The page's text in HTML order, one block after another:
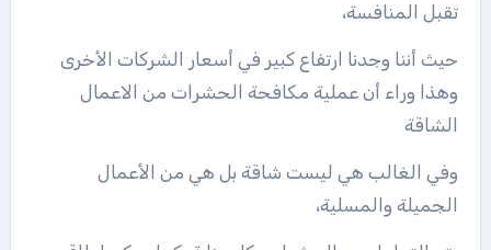
تقبل المنافسة،
حيث أننا وجدنا ارتفاع كبير في أسعار الشركات الأخرى
وهذا وراء أن عملية مكافحة الحشرات من الاعمال
الشاقة
وفي الغالب هي ليست شاقة بل هي من الأعمال
الجميلة والمسلية،